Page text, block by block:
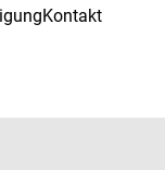
Kontakt